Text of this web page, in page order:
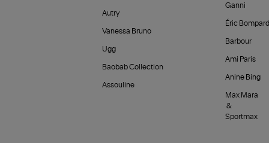
Autry
Vanessa Bruno
Ugg
Baobab Collection
Assouline
Ganni
Éric Bompard
Barbour
Ami Paris
Anine Bing
Max Mara
&
Sportmax